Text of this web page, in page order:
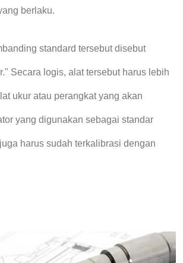
berlaku.
standard tersebut disebut
Secara logis, alat tersebutharus lebih
ukur atau perangkat yang akan
yang digunakan sebagai standar
harus sudah terkalibrasi dengan